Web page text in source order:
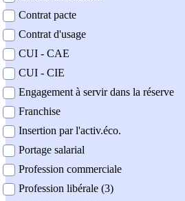
Contrat pacte
Contrat d'usage
CUI - CAE
CUI - CIE
Engagement à servir dans la réserve
Franchise
Insertion par l'activ.éco.
Portage salarial
Profession commerciale
Profession libérale (3)